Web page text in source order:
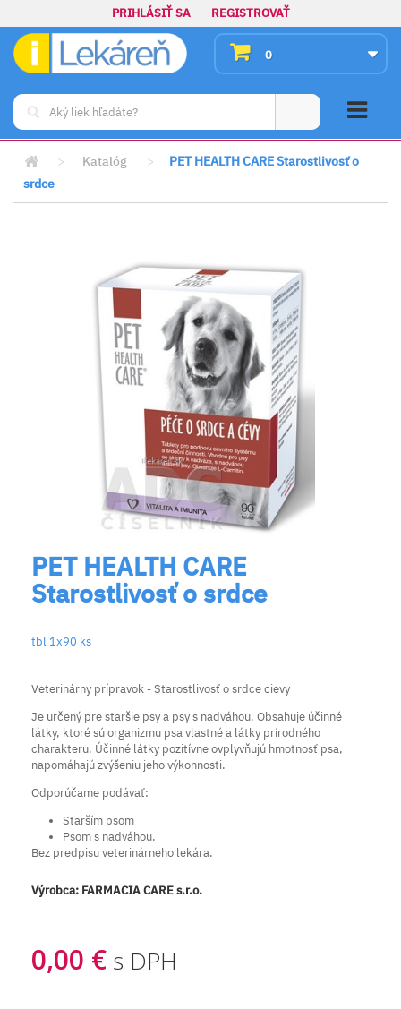
PRIHLÁSIŤ SA REGISTROVAŤ
0
> Katalóg >
PET HEALTH CARE Starostlivosť o
srdce
PET HEALTH CARE
Starostlivosť o srdce
tbl 1x90 ks
Veterinárny prípravok - Starostlivosť o srdce cievy
Je určený pre staršie psy a psy s nadváhou. Obsahuje účinné
látky, ktoré sú organizmu psa vlastné a látky prírodného
charakteru. Účinné látky pozitívne ovplyvňujú hmotnosť psa,
napomáhajú zvýšeniu jeho výkonnosti.
Odporúčame podávať:
Starším psom
Psom s nadváhou.
Bez predpisu veterinárneho lekára.
Výrobca: FARMACIA CARE s.r.o.
0,00 € s DPH